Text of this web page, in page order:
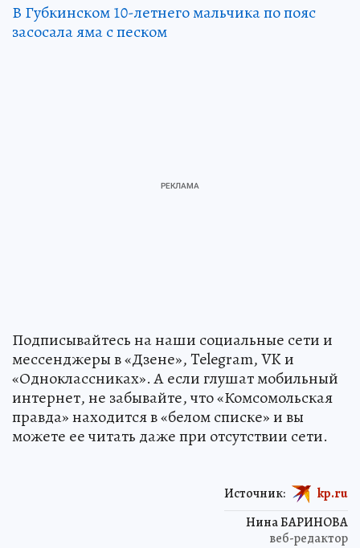
В Губкинском 10-летнего мальчика по пояс
засосала яма с песком
Подписывайтесь на наши социальные сети и
мессенджеры в «Дзене», Telegram, VK и
«Одноклассниках». А если глушат мобильный
интернет, не забывайте, что «Комсомольская
правда» находится в «белом списке» и вы
можете ее читать даже при отсутствии сети.
Нина БАРИНОВА
веб-редактор
Источник: kp.ru